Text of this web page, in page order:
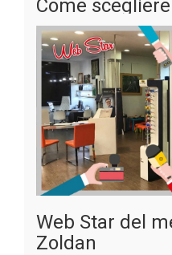
Come
tuoi bambini
Tuo figlio indossa
consigli.
Pubblicato il23-05-2019
Categoria:Generale
Web Star del
Zoldan